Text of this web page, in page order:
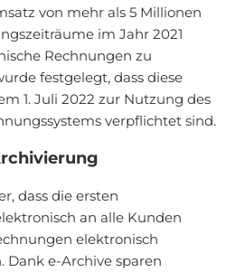
von mehr als 5 Millionen
im Jahr 2021
Rechnungen zu
festgelegt, dass diese
1. Juli 2022 zur Nutzung des
verpflichtet sind.
dass die ersten
an alle Kunden
elektronisch
Dank e-Archive sparen